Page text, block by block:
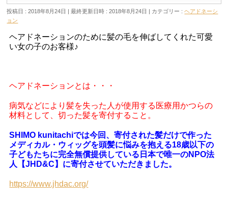
投稿日 : 2018年8月24日 最終更新日時 : 2018年8月24日 カテゴリー :ヘアドネーシ
ョン
ヘアドネーションのために髪の毛を伸ばしてくれた可愛
い女の子のお客様♪
ヘアドネーションとは・・・
病気などにより髪を失った人が使用する医療用かつらの
材料として、切った髪を寄付すること。
SHIMO kunitachiでは今回、寄付された髪だけで作った
メディカル・ウィッグを頭髪に悩みを抱える18歳以下の
子どもたちに完全無償提供している日本で唯一のNPO法
人【JHD&C】に寄付させていただきました。
https://www.jhdac.org/